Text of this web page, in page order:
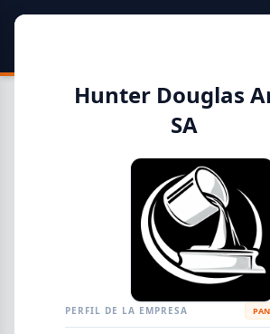
Guía de Empresas Metalúrgicas y
METALÚRGICAS
EMPRESAS AGREGAR EMPRESA
Hunter Douglas
SA
PERFIL DE LA EMPRESA